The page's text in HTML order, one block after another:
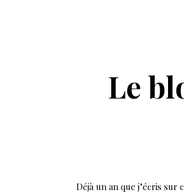
Le
Déjà un an que j’écris sur